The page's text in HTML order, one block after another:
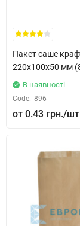
Пакет саше
220x100x50 мм
В наявності
Code: 896
0.43 грн.